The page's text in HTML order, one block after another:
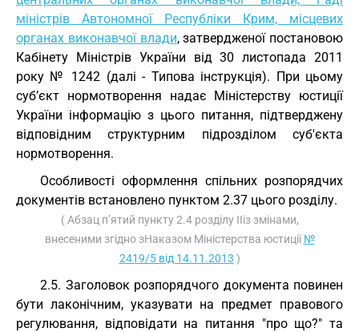
міністрів Автономної Республіки Крим, місцевих
органах виконавчої влади, затвердженої постановою
Кабінету Міністрів України від 30 листопада 2011
року № 1242 (далі - Типова інструкція). При цьому
суб’єкт нормотворення надає Міністерству юстиції
України інформацію з цього питання, підтверджену
відповідним структурним підрозділом суб'єкта
нормотворення.
Особливості оформлення спільних розпорядчих
документів встановлено пунктом 2.37 цього розділу.
( Абзац п’ятий пункту 2.4 розділу ІІіз змінами,
внесеними згідно зНаказом Міністерства юстиції№
2419/5 від 14.11.2013 )
2.5. Заголовок розпорядчого документа повинен
бути лаконічним, указувати на предмет правового
регулювання, відповідати на питання "про що?" та